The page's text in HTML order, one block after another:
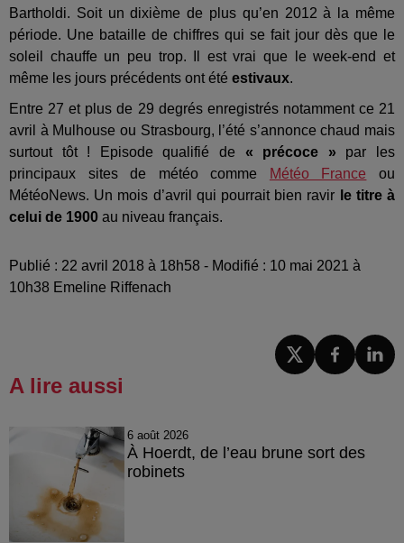
Bartholdi. Soit un dixième de plus qu’en 2012 à la même
période. Une bataille de chiffres qui se fait jour dès que le
soleil chauffe un peu trop. Il est vrai que le week-end et
même les jours précédents ont été estivaux.
Entre 27 et plus de 29 degrés enregistrés notamment ce 21
avril à Mulhouse ou Strasbourg, l’été s’annonce chaud mais
surtout tôt ! Episode qualifié de « précoce » par les
principaux sites de météo comme
Météo France ou
MétéoNews. Un mois d’avril qui pourrait bien ravir le titre à
celui de 1900 au niveau français.
Publié : 22 avril 2018 à 18h58 - Modifié : 10 mai 2021 à
10h38 Emeline Riffenach
A lire aussi
6 août 2026
À Hoerdt, de l’eau brune sort des
robinets